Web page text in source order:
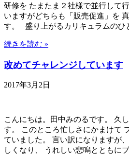
研修を たまたま２社様で並行して
いますがどちらも「販売促進」を
す。 盛り上がるカリキュラムのひ
続きを読む »
改めてチャレンジしています
2017年3月2日
こんにちは。田中みのるです。 久
す。 このところ忙しさにかまけて
ていました。 言い訳になりますが
しくなり、 うれしい悲鳴とともに